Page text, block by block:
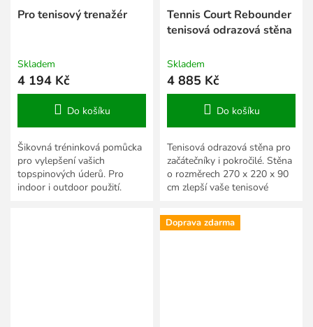
Pro tenisový trenažér
Skladem
4 194 Kč
Do košíku
Šikovná tréninková pomůcka
pro vylepšení vašich
topspinových úderů. Pro
indoor i outdoor použití.
Tennis Court Rebounder
tenisová odrazová stěna
Skladem
4 885 Kč
Do košíku
Tenisová odrazová stěna pro
začátečníky i pokročilé. Stěna
o rozměrech 270 x 220 x 90
cm zlepší vaše tenisové
Doprava zdarma